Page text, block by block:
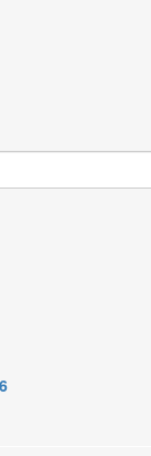
м/пл. труб